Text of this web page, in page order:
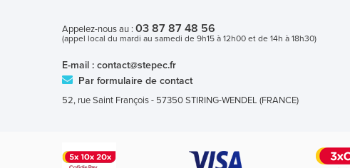
Appelez-nous au : 03 87 87 48 56
(appel local du mardi au samedi de 9h15 à 12h00 et de 14h à 18h30)
E-mail : contact@stepec.fr
Par formulaire de contact
52, rue Saint François - 57350 STIRING-WENDEL (FRANCE)